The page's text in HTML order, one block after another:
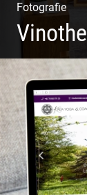
Fotografie
Shooting